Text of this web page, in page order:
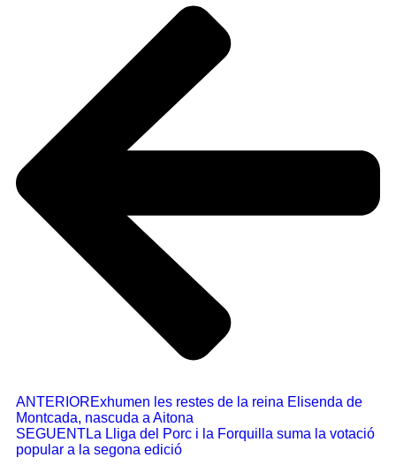
ANTERIORExhumen les restes de la reina Elisenda de
Montcada, nascuda a Aitona
SEGUENTLa Lliga del Porc i la Forquilla suma la votació
popular a la segona edició